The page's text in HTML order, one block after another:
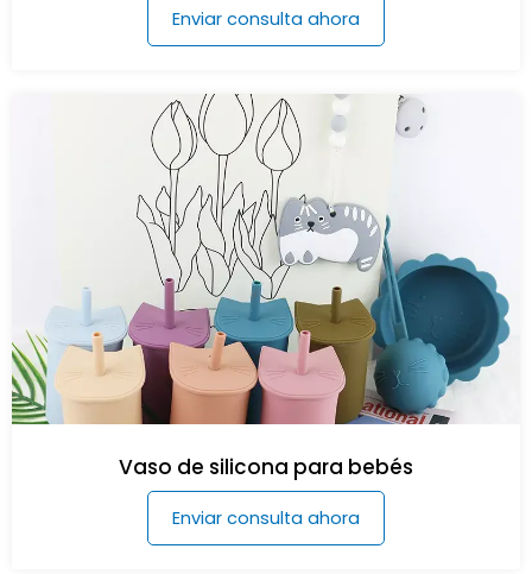
Enviar consulta ahora
Vaso de silicona para bebés
Enviar consulta ahora